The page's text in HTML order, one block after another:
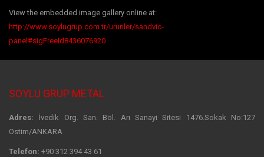
View the embedded image gallery online at:
http://www.soylugrup.com.tr/urunler/sandvic-
panel#sigFreeId8436076920
SOYLU GRUP METAL
Adres: İvedik Org. San. Böl. Arı Sanayi Sitesi 1476.Sokak No:127
Ostim/ANKARA
Telefon: +90 312 394 43 61